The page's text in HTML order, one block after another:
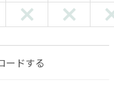
ードする